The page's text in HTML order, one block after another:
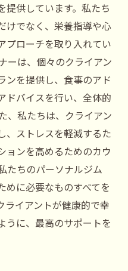
提供しています。私たち
けでなく、栄養指導や心
プローチを取り入れてい
ーは、個々のクライアン
ンを提供し、食事のアド
ドバイスを行い、全体的
、私たちは、クライアン
、ストレスを軽減するた
ョンを高めるためのカウ
たちのパーソナルジム
めに必要なものすべてを
ライアントが健康的で幸
うに、最高のサポートを